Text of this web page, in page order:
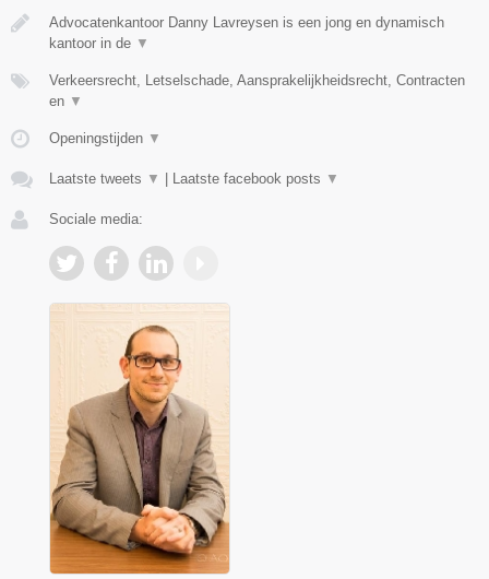
Advocatenkantoor Danny Lavreysen is een jong en dynamisch
kantoor in de ▼
Verkeersrecht, Letselschade, Aansprakelijkheidsrecht, Contracten
en ▼
Openingstijden ▼
Laatste tweets ▼ Laatste facebook posts ▼
Sociale media: